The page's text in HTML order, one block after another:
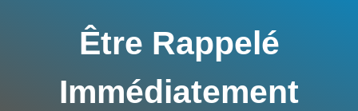
Être Rappelé
Immédiatement